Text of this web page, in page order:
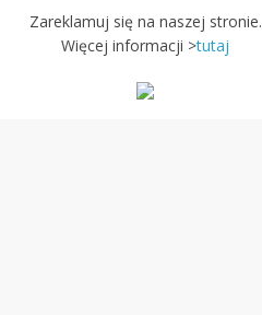
Zareklamuj się na naszej stronie.
Więcej informacji >tutaj